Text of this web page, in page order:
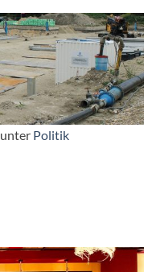
unter Politik